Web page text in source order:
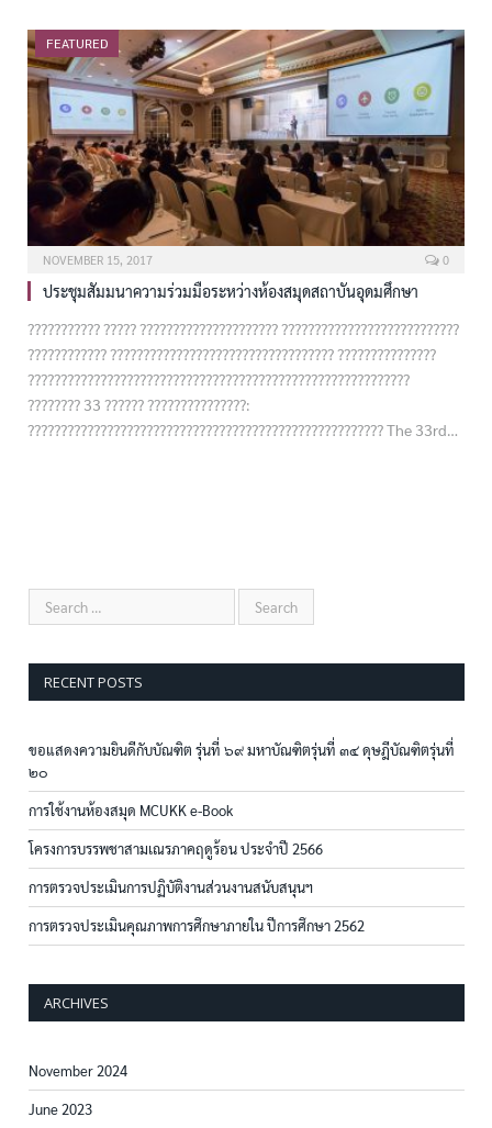
FEATURED
NOVEMBER 15, 2017 0
ประชุมสัมมนาความร่วมมือระหว่างห้องสมุดสถาบันอุดมศึกษา
??????????? ????? ????????????????????? ???????????????????????????
???????????? ?????????????????????????????????? ???????????????
??????????????????????????????????????????????????????????
???????? 33 ?????? ???????????????:
?????????????????????????????????????????????????????? The 33rd…
RECENT POSTS
ขอแสดงความยินดีกับบัณฑิต รุ่นที่ ๖๙ มหาบัณฑิตรุ่นที่ ๓๔ ดุษฎีบัณฑิตรุ่นที่
๒๐
การใช้งานห้องสมุด MCUKK e-Book
โครงการบรรพชาสามเณรภาคฤดูร้อน ประจำปี 2566
การตรวจประเมินการปฏิบัติงานส่วนงานสนับสนุนฯ
การตรวจประเมินคุณภาพการศึกษาภายใน ปีการศึกษา 2562
ARCHIVES
November 2024
June 2023